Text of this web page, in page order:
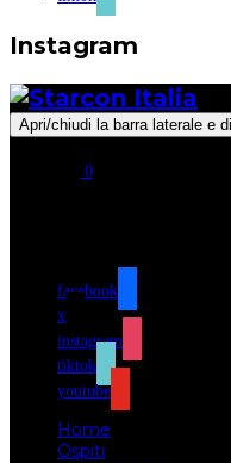
Instagram
Apri/chiudi la barra laterale e
0
facebook
x
instagram
tiktok
youtube
Home
Ospiti